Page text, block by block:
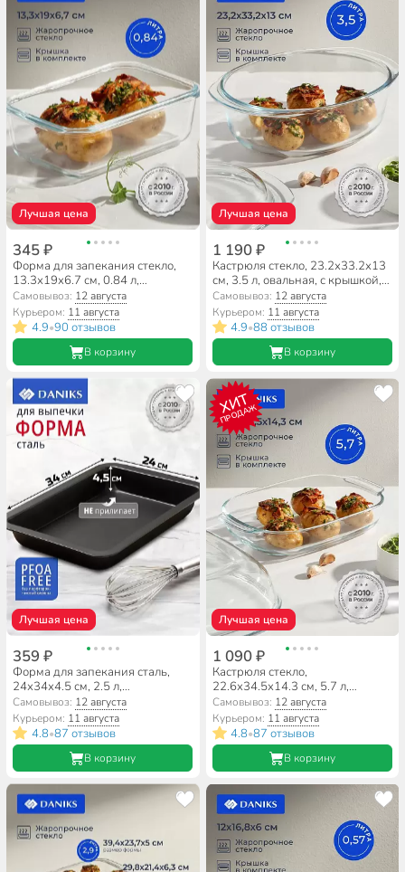
Лучшая цена
345 ₽
Форма для запекания стекло,
13.3х19х6.7 см, 0.84 л,
прямоугольная, с крышкой,
Daniks
Самовывоз: 12 августа
Курьером: 11 августа
4.9•90 отзывов
В корзину
Лучшая цена
1 190 ₽
Кастрюля стекло, 23.2х33.2х13
см, 3.5 л, овальная, с крышкой,
Daniks
Самовывоз: 12 августа
Курьером: 11 августа
4.9•88 отзывов
В корзину
Лучшая цена
359 ₽
Форма для запекания сталь,
24х34х4.5 см, 2.5 л,
антипригарное покрытие,
прямоугольная, Daniks,
KB196078
Самовывоз: 12 августа
Курьером: 11 августа
4.8•87 отзывов
В корзину
ХИТ
ПРОДАЖ
Лучшая цена
1 090 ₽
Кастрюля стекло,
22.6х34.5х14.3 см, 5.7 л,
прямоугольная, с крышкой,
Daniks
Самовывоз: 12 августа
Курьером: 11 августа
4.8•87 отзывов
В корзину